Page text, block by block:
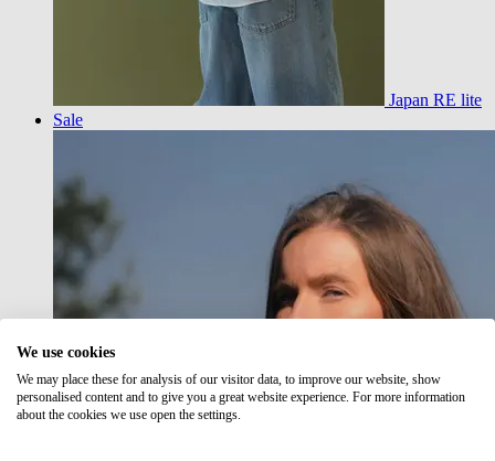
Japan RE lite
Sale
We use cookies
We may place these for analysis of our visitor data, to improve our website, show
personalised content and to give you a great website experience. For more information
about the cookies we use open the settings.